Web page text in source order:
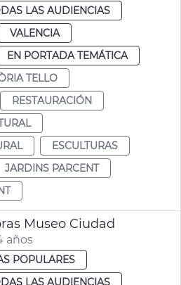
LAS AUDIENCIAS
VALENCIA
EN PORTADA TEMÁTICA
TELLO
RESTAURACIÓN
ESCULTURAS
JARDINS PARCENT
Museo Ciudad
años
POPULARES
LAS AUDIENCIAS